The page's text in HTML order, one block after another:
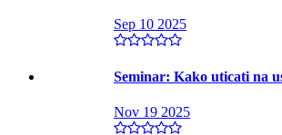
Sep 10 2025
Seminar: Kako uticati na
Nov 19 2025